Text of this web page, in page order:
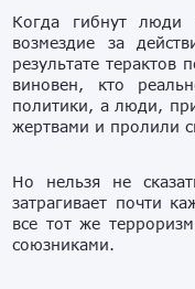
Когда гибнут люди
возмездие за
результате терактов
виновен, кто
политики, а люди,
жертвами и пролили
Но нельзя не
затрагивает почти
все тот же
союзниками.